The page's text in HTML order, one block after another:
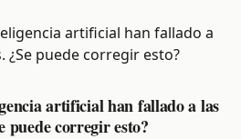
artificial han fallado a las
puede corregir esto?